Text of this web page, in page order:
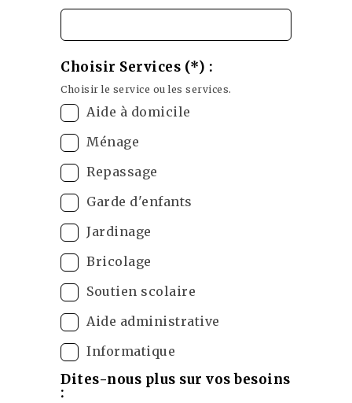
Choisir Services (*) :
Choisir le service ou les services.
Aide à domicile
Ménage
Repassage
Garde d'enfants
Jardinage
Bricolage
Soutien scolaire
Aide administrative
Informatique
Dites-nous plus sur vos besoins
: